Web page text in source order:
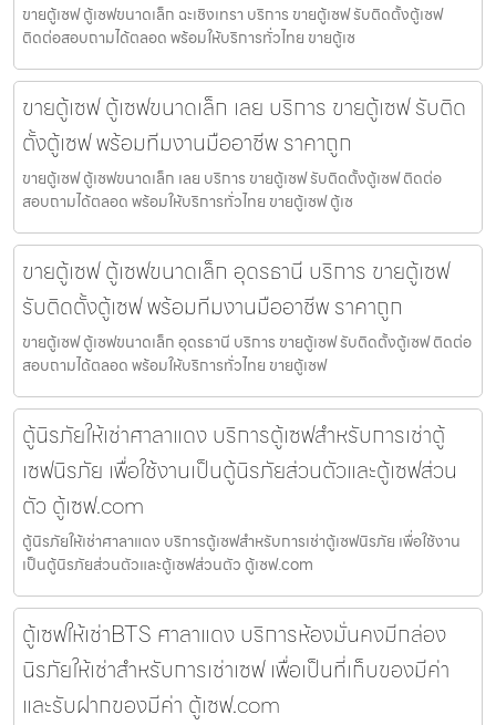
ขายตู้เซฟ ตู้เซฟขนาดเล็ก ฉะเชิงเทรา บริการ ขายตู้เซฟ รับติดตั้งตู้เซฟ
ติดต่อสอบถามได้ตลอด พร้อมให้บริการทั่วไทย ขายตู้เซ
ขายตู้เซฟ ตู้เซฟขนาดเล็ก เลย บริการ ขายตู้เซฟ รับติด
ตั้งตู้เซฟ พร้อมทีมงานมืออาชีพ ราคาถูก
ขายตู้เซฟ ตู้เซฟขนาดเล็ก เลย บริการ ขายตู้เซฟ รับติดตั้งตู้เซฟ ติดต่อ
สอบถามได้ตลอด พร้อมให้บริการทั่วไทย ขายตู้เซฟ ตู้เซ
ขายตู้เซฟ ตู้เซฟขนาดเล็ก อุดรธานี บริการ ขายตู้เซฟ
รับติดตั้งตู้เซฟ พร้อมทีมงานมืออาชีพ ราคาถูก
ขายตู้เซฟ ตู้เซฟขนาดเล็ก อุดรธานี บริการ ขายตู้เซฟ รับติดตั้งตู้เซฟ ติดต่อ
สอบถามได้ตลอด พร้อมให้บริการทั่วไทย ขายตู้เซฟ
ตู้นิรภัยให้เช่าศาลาแดง บริการตู้เซฟสำหรับการเช่าตู้
เซฟนิรภัย เพื่อใช้งานเป็นตู้นิรภัยส่วนตัวและตู้เซฟส่วน
ตัว ตู้เซฟ.com
ตู้นิรภัยให้เช่าศาลาแดง บริการตู้เซฟสำหรับการเช่าตู้เซฟนิรภัย เพื่อใช้งาน
เป็นตู้นิรภัยส่วนตัวและตู้เซฟส่วนตัว ตู้เซฟ.com
ตู้เซฟให้เช่าBTS ศาลาแดง บริการห้องมั่นคงมีกล่อง
นิรภัยให้เช่าสำหรับการเช่าเซฟ เพื่อเป็นที่เก็บของมีค่า
และรับฝากของมีค่า ตู้เซฟ.com